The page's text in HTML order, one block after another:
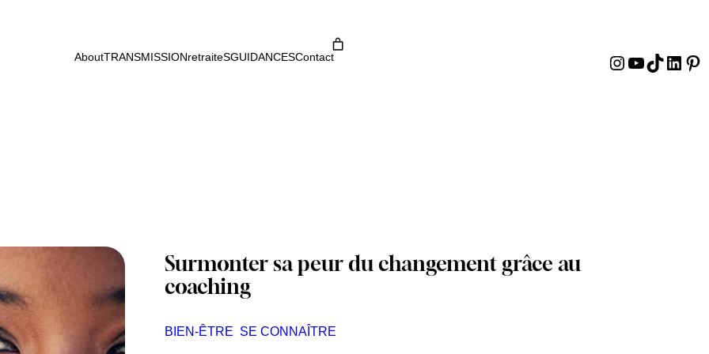
AboutTRANSMISSIONretraiteSGUIDANCESContact Instagram
YouTube
TikTok
Surmonter sa peur du changement grâce au
coaching
BIEN-ÊTRE SE CONNAÎTRE